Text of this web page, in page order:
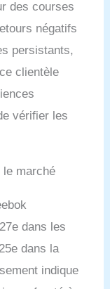
des courses
négatifs
persistants,
clientèle
vérifier les
le marché
dans les
dans la
indique